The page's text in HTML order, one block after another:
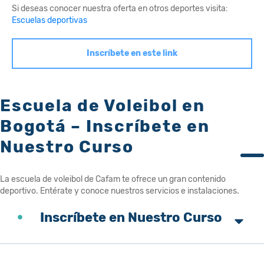
Si deseas conocer nuestra oferta en otros deportes visita:
Escuelas deportivas
Inscríbete en este link
Escuela de Voleibol en
Bogotá – Inscríbete en
Nuestro Curso
La escuela de voleibol de Cafam te ofrece un gran contenido
deportivo. Entérate y conoce nuestros servicios e instalaciones.
Inscríbete en Nuestro Curso